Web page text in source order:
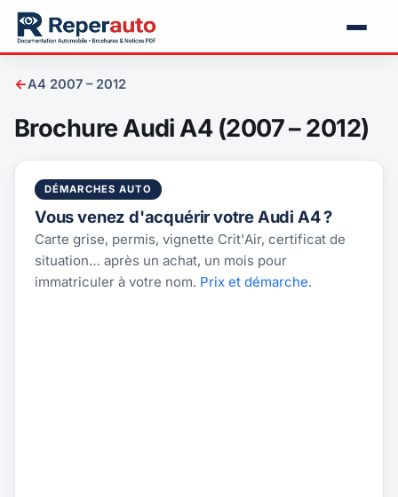
←A4 2007 – 2012
Brochure Audi A4 (2007 – 2012)
DÉMARCHES AUTO
Vous venez d'acquérir votre Audi A4 ?
Carte grise, permis, vignette Crit'Air, certificat de
situation… après un achat, un mois pour
immatriculer à votre nom. Prix et démarche.